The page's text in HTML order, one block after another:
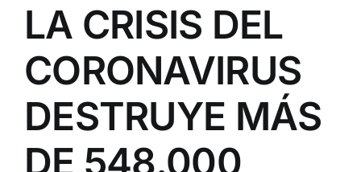
LA CRISIS DEL
CORONAVIRUS
DESTRUYE MÁS
DE 548.000